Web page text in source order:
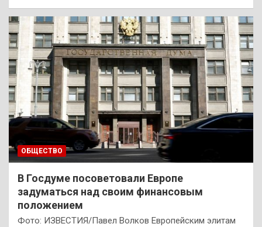
ОБЩЕСТВО
В Госдуме посоветовали Европе
задуматься над своим финансовым
положением
Фото: ИЗВЕСТИЯ/Павел Волков Европейским элитам